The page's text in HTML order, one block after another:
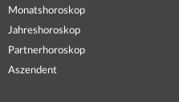
Monatshoroskop
Jahreshoroskop
Partnerhoroskop
Aszendent